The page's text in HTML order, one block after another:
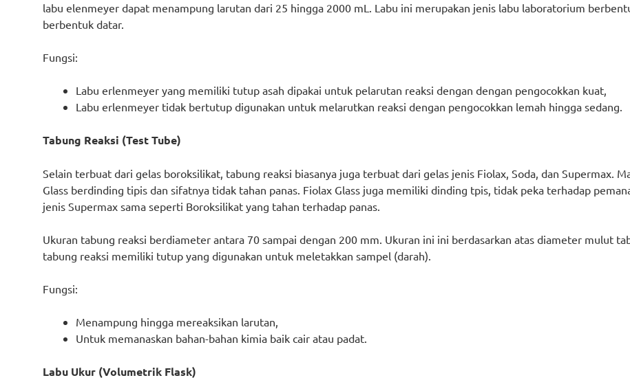
labu elenmeyer dapat menampung larutan dari 25 hingga 2000 mL. Labu ini merupakan jenis labu laboratorium
berbentuk datar.
Fungsi:
Labu erlenmeyer yang memiliki tutup asah dipakai untuk pelarutan reaksi dengan dengan pengocokkan kuat,
Labu erlenmeyer tidak bertutup digunakan untuk melarutkan reaksi dengan pengocokkan lemah hingga sedang.
Tabung Reaksi (Test Tube)
Selain terbuat dari gelas boroksilikat, tabung reaksi biasanya juga terbuat dari gelas jenis Fiolax, Soda, dan Supermax.
Glass berdinding tipis dan sifatnya tidak tahan panas. Fiolax Glass juga memiliki dinding tpis, tidak peka terhadap
jenis Supermax sama seperti Boroksilikat yang tahan terhadap panas.
Ukuran tabung reaksi berdiameter antara 70 sampai dengan 200 mm. Ukuran ini ini berdasarkan atas diameter mulut
tabung reaksi memiliki tutup yang digunakan untuk meletakkan sampel (darah).
Fungsi:
Menampung hingga mereaksikan larutan,
Untuk memanaskan bahan-bahan kimia baik cair atau padat.
Labu Ukur (Volumetrik Flask)